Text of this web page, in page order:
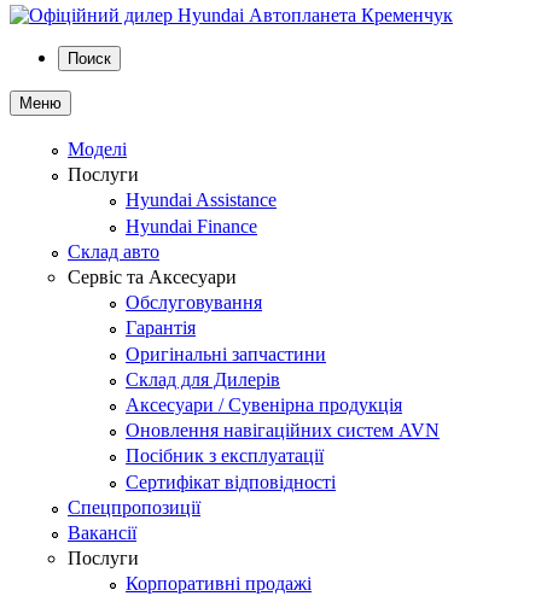
Поиск
Меню
Моделі
Послуги
Hyundai Assistance
Hyundai Finance
Склад авто
Сервіс та Аксесуари
Обслуговування
Гарантія
Оригінальні запчастини
Склад для Дилерів
Аксесуари / Сувенірна продукція
Оновлення навігаційних систем AVN
Посібник з експлуатації
Сертифікат відповідності
Спецпропозиції
Вакансії
Послуги
Корпоративні продажі